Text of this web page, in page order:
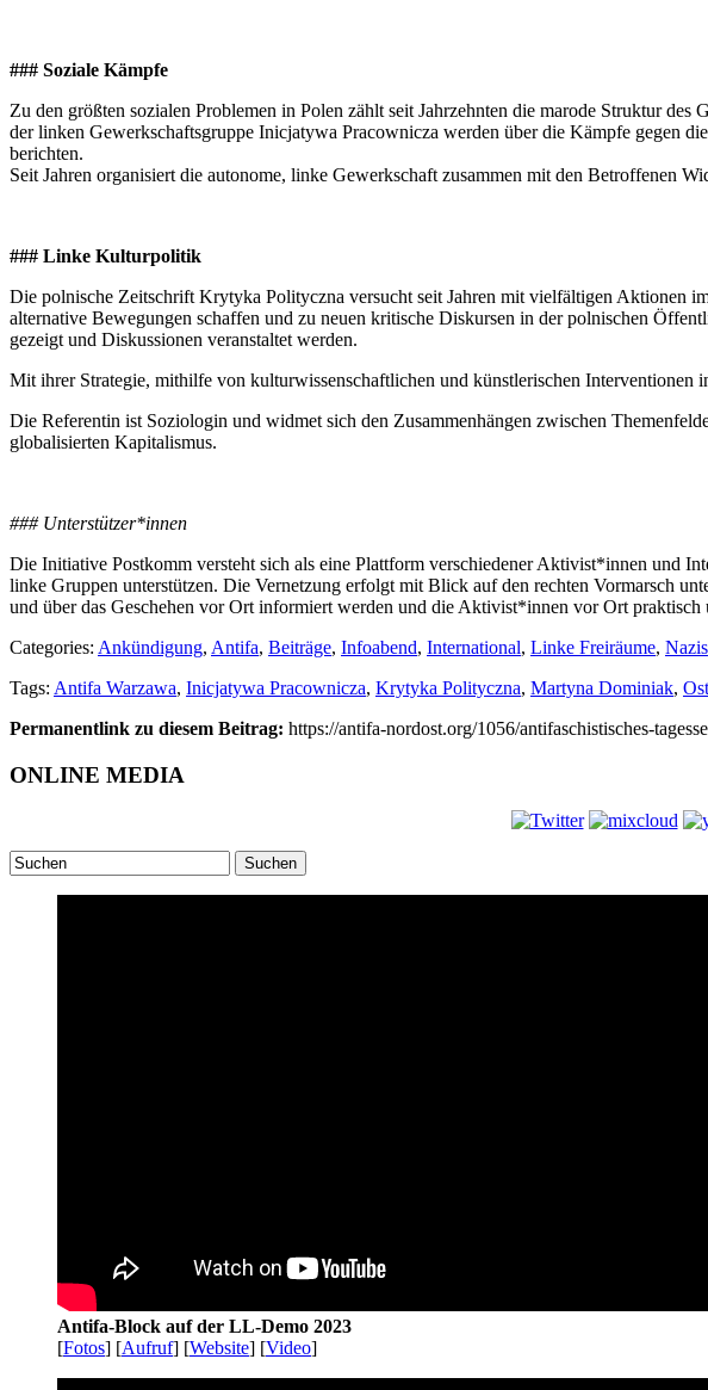
### Soziale Kämpfe
Zu den größten sozialen Problemen in Polen zählt seit Jahrzehnten die marode Struktur
der linken Gewerkschaftsgruppe Inicjatywa Pracownicza werden über die Kämpfe gegen
berichten.
Seit Jahren organisiert die autonome, linke Gewerkschaft zusammen mit den Betroffenen
### Linke Kulturpolitik
Die polnische Zeitschrift Krytyka Polityczna versucht seit Jahren mit vielfältigen Aktionen
alternative Bewegungen schaffen und zu neuen kritische Diskursen in der polnischen
gezeigt und Diskussionen veranstaltet werden.
Mit ihrer Strategie, mithilfe von kulturwissenschaftlichen und künstlerischen
Die Referentin ist Soziologin und widmet sich den Zusammenhängen zwischen
globalisierten Kapitalismus.
### Unterstützer*innen
Die Initiative Postkomm versteht sich als eine Plattform verschiedener Aktivist*innen und
linke Gruppen unterstützen. Die Vernetzung erfolgt mit Blick auf den rechten Vormarsch
und über das Geschehen vor Ort informiert werden und die Aktivist*innen vor Ort praktisch
Categories: Ankündigung, Antifa, Beiträge, Infoabend, International, Linke Freiräume, Nazis
Tags: Antifa Warzawa, Inicjatywa Pracownicza, Krytyka Polityczna, Martyna Dominiak,
Permanentlink zu diesem Beitrag: https://antifa-nordost.org/1056/antifaschistisches-
ONLINE MEDIA
Suchen
Antifa-Block auf der LL-Demo 2023
[Fotos] [Aufruf] [Website] [Video]